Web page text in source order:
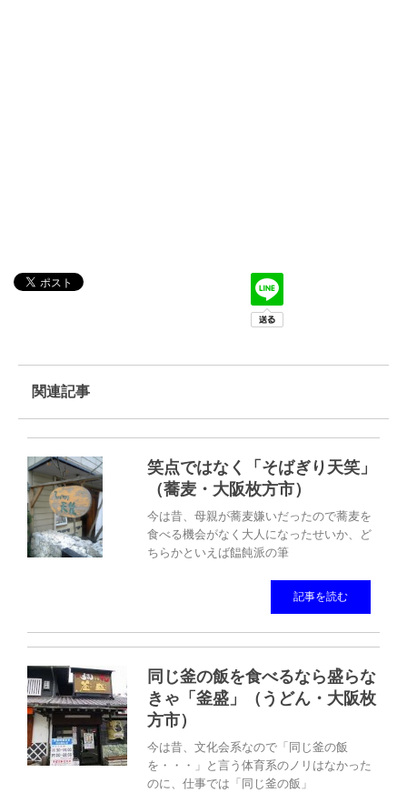
関連記事
笑点ではなく「そばぎり天笑」
（蕎麦・大阪枚方市）
今は昔、母親が蕎麦嫌いだったので蕎麦を
食べる機会がなく大人になったせいか、ど
ちらかといえば饂飩派の筆
記事を読む
同じ釜の飯を食べるなら盛らな
きゃ「釜盛」（うどん・大阪枚
方市）
今は昔、文化会系なので「同じ釜の飯
を・・・」と言う体育系のノリはなかった
のに、仕事では「同じ釜の飯」